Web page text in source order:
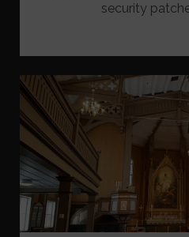
security